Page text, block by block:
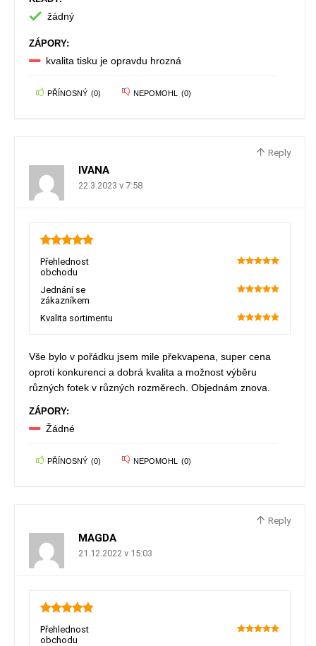
žádný
ZÁPORY:
kvalita tisku je opravdu hrozná
PŘÍNOSNÝ (0) NEPOMOHL (0)
Reply
IVANA
22.3.2023 v 7:58
5
Přehlednost
obchodu
Jednání se
zákazníkem
Kvalita sortimentu
Vše bylo v pořádku jsem mile překvapena, super cena
oproti konkurenci a dobrá kvalita a možnost výběru
různých fotek v různých rozměrech. Objednám znova.
ZÁPORY:
Žádné
PŘÍNOSNÝ (0) NEPOMOHL (0)
Reply
MAGDA
21.12.2022 v 15:03
5
Přehlednost
obchodu